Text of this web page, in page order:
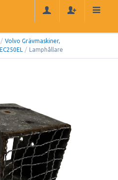
/ Volvo Grävmaskiner,
EC250EL / Lamphållare